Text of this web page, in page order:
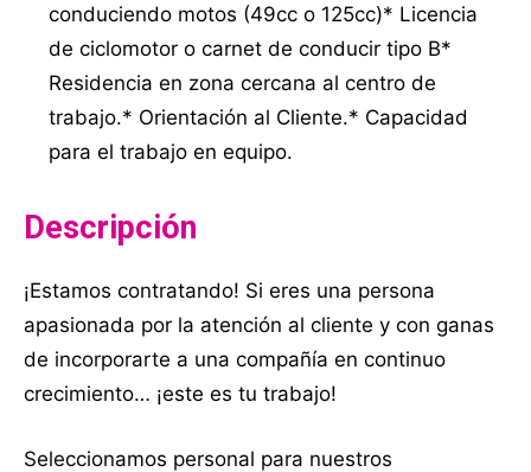
conduciendo motos (49cc o 125cc)* Licencia
de ciclomotor o carnet de conducir tipo B*
Residencia en zona cercana al centro de
trabajo.* Orientación al Cliente.* Capacidad
para el trabajo en equipo.
Descripción
¡Estamos contratando! Si eres una persona
apasionada por la atención al cliente y con ganas
de incorporarte a una compañía en continuo
crecimiento… ¡este es tu trabajo!
Seleccionamos personal para nuestros